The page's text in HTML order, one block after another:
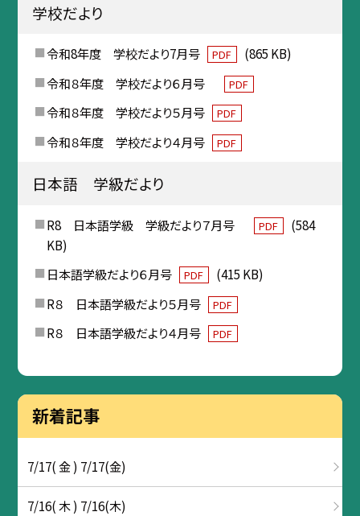
学校だより
令和8年度 学校だより7月号 PDF
(865 KB)
令和８年度 学校だより６月号
PDF
令和８年度 学校だより５月号 PDF
令和８年度 学校だより４月号 PDF
日本語 学級だより
R8 日本語学級 学級だより７月号 PDF
(584
KB)
日本語学級だより６月号
PDF
(415 KB)
R８ 日本語学級だより５月号
PDF
R８ 日本語学級だより４月号 PDF
新着記事
7/17( 金 ) 7/17(金)
7/16( 木 ) 7/16(木)